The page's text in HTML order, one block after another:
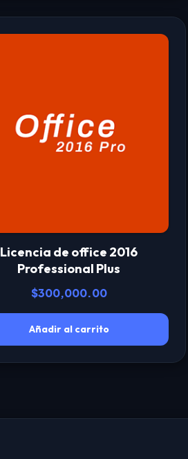
Licencia de office 2016
Professional Plus
$300,000.00
Añadir al carrito